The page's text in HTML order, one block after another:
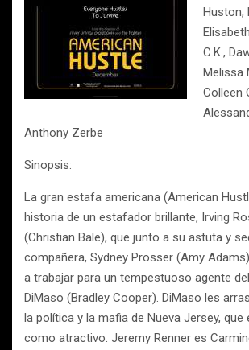
Huston,
C.K.,
Melissa
Colleen
Anthony Zerbe
Sinopsis:
La gran estafa americana (American
historia de un estafador brillante, Irving
(Christian Bale), que junto a su astuta y
compañera, Sydney Prosser (Amy
a trabajar para un tempestuoso agente
DiMaso (Bradley Cooper). DiMaso les
la política y la mafia de Nueva Jersey,
como atractivo. Jeremy Renner es